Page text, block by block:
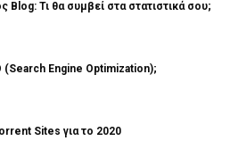
Blog: Τι θα συμβεί στα στατιστικά σου;
(Search Engine Optimization);
Sites για το 2020